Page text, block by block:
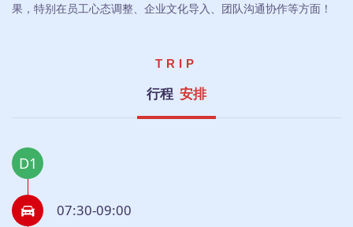
果，特别在员工心态调整、企业文化导入、团队沟通协作等方面！
TRIP
行程 安排
D1
07:30-09:00